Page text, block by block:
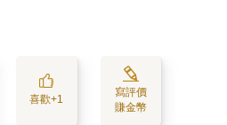
喜歡+1
寫評價
賺金幣